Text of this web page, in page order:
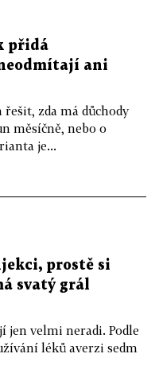
přidá
ani
zda má důchody
měsíčně, nebo o
je...
prostě si
svatý grál
jen velmi neradi. Podle
léků averzi sedm